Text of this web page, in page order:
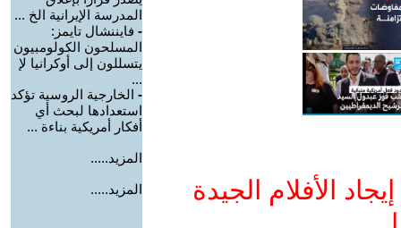
الأفلام الجيدة
المدرسة الإيرانية الخ ...
- فايننشال تايمز:
المسلحون الكولومبيون
يتسللون إلى أوكرانيا لإ
...
- الخارجية الروسية تؤكد
استعدادها لبحث أي
أفكار أمريكية بناءة ...
المزيد.....
المزيد.....